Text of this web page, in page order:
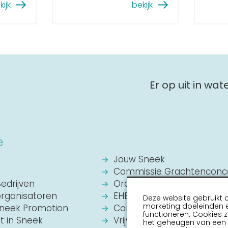
bekijk
Er op uit in
Promotion
in Sneek
Jouw Sneek
Commissie
Oranje Vereniging Sneek
EHBO Hulpverlening Sneek
Contact
Vrijwilligers vacatures
Deze website gebruikt
marketing doeleinden
functioneren. Cookies
het geheugen van